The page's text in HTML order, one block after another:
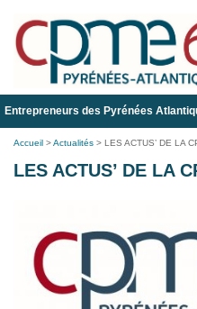
Entrepreneurs des Pyrénées
Accueil >Actualités > LES ACTUS’ DE LA
LES ACTUS’ DE LA